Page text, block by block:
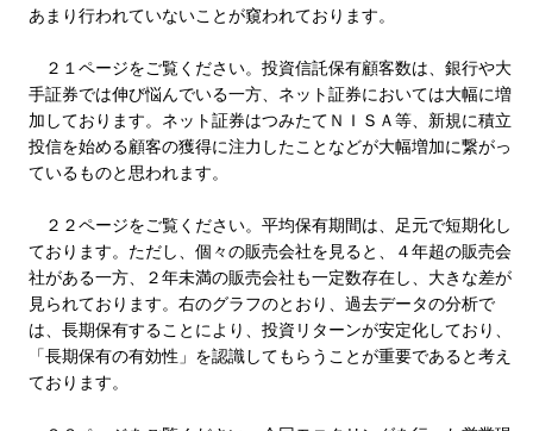
あまり行われていないことが窺われております。
２１ページをご覧ください。投資信託保有顧客数は、銀行や大
手証券では伸び悩んでいる一方、ネット証券においては大幅に増
加しております。ネット証券はつみたてＮＩＳＡ等、新規に積立
投信を始める顧客の獲得に注力したことなどが大幅増加に繋がっ
ているものと思われます。
２２ページをご覧ください。平均保有期間は、足元で短期化し
ております。ただし、個々の販売会社を見ると、４年超の販売会
社がある一方、２年未満の販売会社も一定数存在し、大きな差が
見られております。右のグラフのとおり、過去データの分析で
は、長期保有することにより、投資リターンが安定化しており、
「長期保有の有効性」を認識してもらうことが重要であると考え
ております。